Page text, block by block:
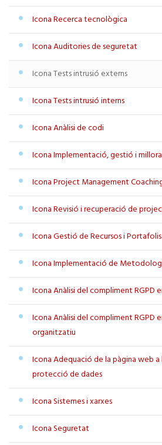
Icona Recerca tecnològica
Icona Auditories de seguretat
Icona Tests intrusió externs
Icona Tests intrusió interns
Icona Anàlisi de codi
Icona Implementació, gestió i
Icona Project Management
Icona Revisió i recuperació de
Icona Gestió de Recursos i Portafolis
Icona Implementació de
Icona Anàlisi del compliment RGPD
Icona Anàlisi del compliment RGPD
organitzatiu
Icona Adequació de la pàgina web
protecció de dades
Icona Sistemes i xarxes
Icona Seguretat